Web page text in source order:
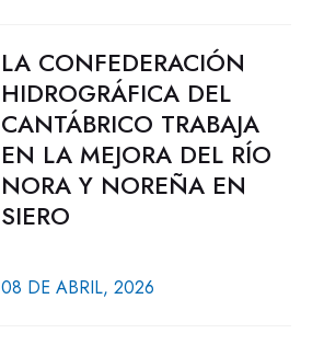
LA CONFEDERACIÓN
HIDROGRÁFICA DEL
CANTÁBRICO TRABAJA
EN LA MEJORA DEL RÍO
NORA Y NOREÑA EN
SIERO
08 DE ABRIL, 2026